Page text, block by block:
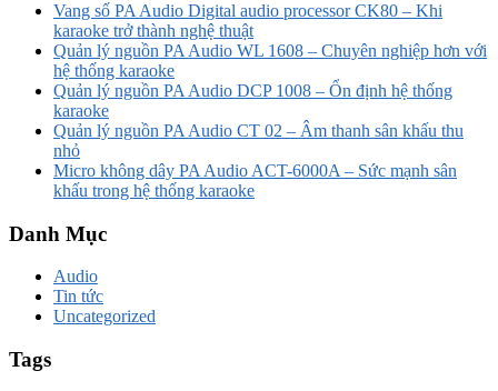
Vang số PA Audio Digital audio processor CK80 – Khi
karaoke trở thành nghệ thuật
Quản lý nguồn PA Audio WL 1608 – Chuyên nghiệp hơn với
hệ thống karaoke
Quản lý nguồn PA Audio DCP 1008 – Ổn định hệ thống
karaoke
Quản lý nguồn PA Audio CT 02 – Âm thanh sân khấu thu
nhỏ
Micro không dây PA Audio ACT-6000A – Sức mạnh sân
khấu trong hệ thống karaoke
Danh Mục
Audio
Tin tức
Uncategorized
Tags